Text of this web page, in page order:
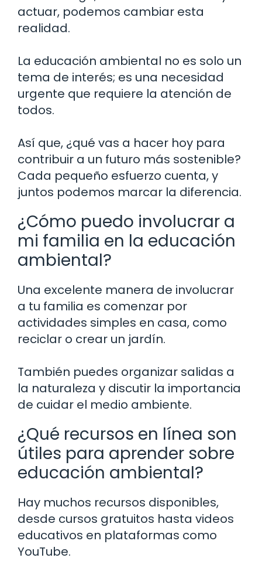
actuar, podemos cambiar esta
realidad.
La educación ambiental no es solo un
tema de interés; es una necesidad
urgente que requiere la atención de
todos.
Así que, ¿qué vas a hacer hoy para
contribuir a un futuro más sostenible?
Cada pequeño esfuerzo cuenta, y
juntos podemos marcar la diferencia.
¿Cómo puedo involucrar a
mi familia en la educación
ambiental?
Una excelente manera de involucrar
a tu familia es comenzar por
actividades simples en casa, como
reciclar o crear un jardín.
También puedes organizar salidas a
la naturaleza y discutir la importancia
de cuidar el medio ambiente.
¿Qué recursos en línea son
útiles para aprender sobre
educación ambiental?
Hay muchos recursos disponibles,
desde cursos gratuitos hasta videos
educativos en plataformas como
YouTube.